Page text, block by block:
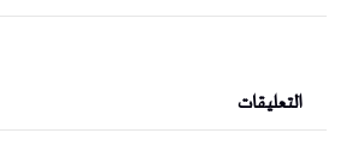
التعليقات